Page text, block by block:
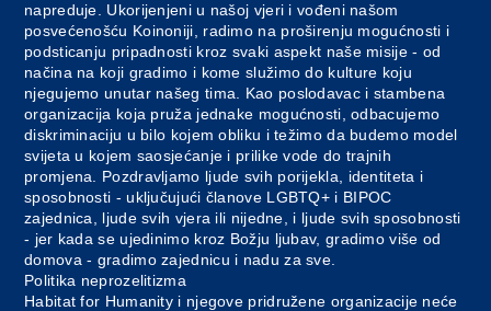
napreduje. Ukorijenjeni u našoj vjeri i vođeni našom
posvećenošću Koinoniji, radimo na proširenju mogućnosti i
podsticanju pripadnosti kroz svaki aspekt naše misije - od
načina na koji gradimo i kome služimo do kulture koju
njegujemo unutar našeg tima. Kao poslodavac i stambena
organizacija koja pruža jednake mogućnosti, odbacujemo
diskriminaciju u bilo kojem obliku i težimo da budemo model
svijeta u kojem saosjećanje i prilike vode do trajnih
promjena. Pozdravljamo ljude svih porijekla, identiteta i
sposobnosti - uključujući članove LGBTQ+ i BIPOC
zajednica, ljude svih vjera ili nijedne, i ljude svih sposobnosti
- jer kada se ujedinimo kroz Božju ljubav, gradimo više od
domova - gradimo zajednicu i nadu za sve.
Politika neprozelitizma
Habitat for Humanity i njegove pridružene organizacije neće